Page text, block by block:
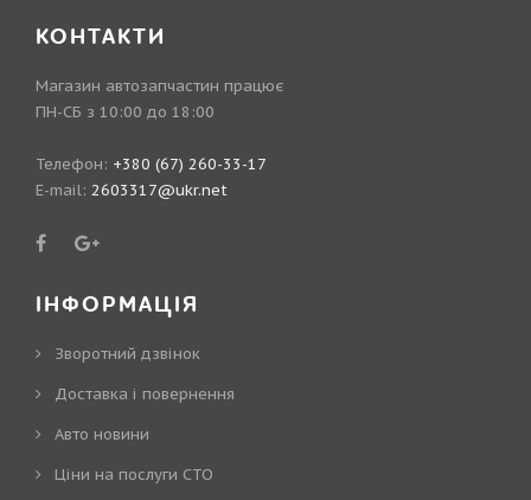
КОНТАКТИ
Магазин автозапчастин працює
ПН-СБ з 10:00 до 18:00
Телефон: +380 (67) 260-33-17
E-mail: 2603317@ukr.net
ІНФОРМАЦІЯ
Зворотний дзвінок
Доставка і повернення
Авто новини
Ціни на послуги СТО